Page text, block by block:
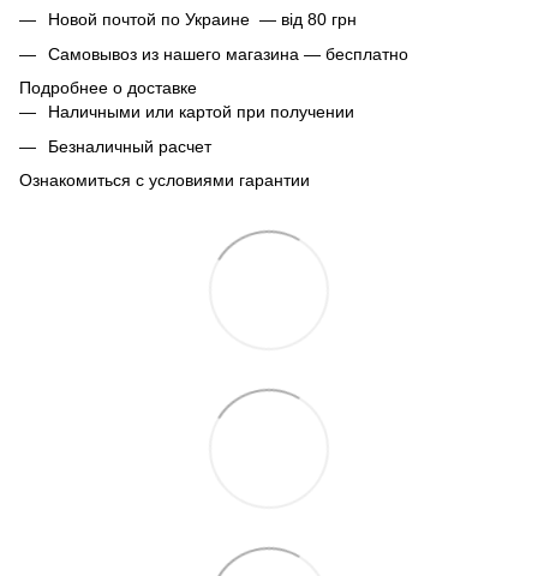
Новой почтой по Украине — від 80 грн
Самовывоз из нашего магазина — бесплатно
Подробнее о доставке
Наличными или картой при получении
Безналичный расчет
Ознакомиться с условиями гарантии